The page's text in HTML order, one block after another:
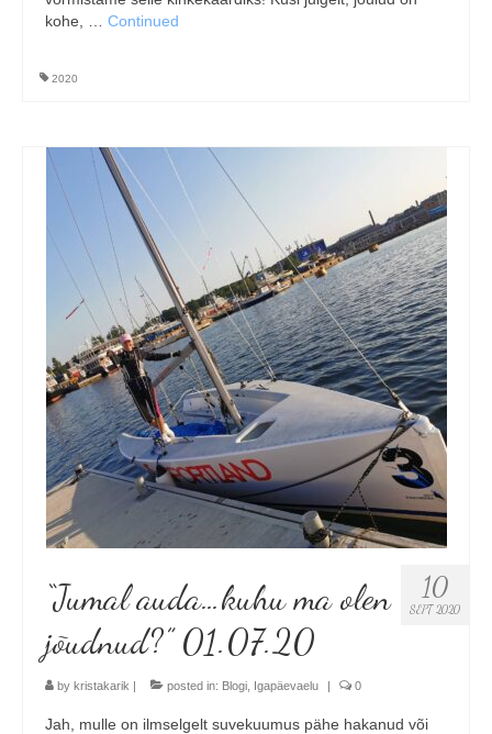
kohe, … Continued
2020
10
SEPT 2020
“Jumal auda…kuhu ma olen
jõudnud?” 01.07.20
by kristakarik | posted in: Blogi Igapäevaelu | 0
Jah, mulle on ilmselgelt suvekuumus pähe hakanud või